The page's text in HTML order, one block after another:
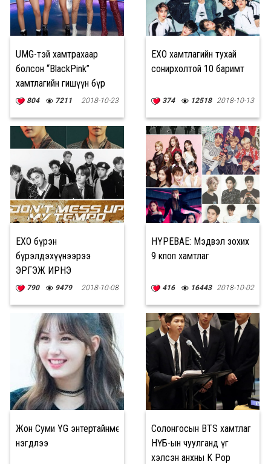
UMG-тэй хамтрахаар
болсон “BlackPink”
хамтлагийн гишүүн бүр
соло дуу гаргана
804 7211 2018-10-23
EXO хамтлагийн тухай
сонирхолтой 10 баримт
374 12518 2018-10-13
EXO бүрэн
бүрэлдэхүүнээрээ
ЭРГЭЖ ИРНЭ
790 9479 2018-10-08
HYPEBAE: Мэдвэл зохих
9 кпоп хамтлаг
416 16443 2018-10-02
Жон Суми YG энтертайнментэд
нэгдлээ
Солонгосын BTS хамтлаг
НҮБ-ын чуулганд үг
хэлсэн анхны K Pop